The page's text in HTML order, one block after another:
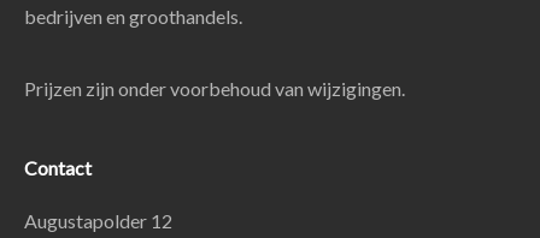
bedrijven en groothandels.
Prijzen zijn onder voorbehoud van wijzigingen.
Contact
Augustapolder 12